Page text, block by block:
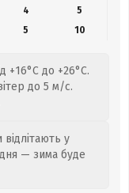
4
5
5 10
+16°C до +26°C.
до 5 м/с.
у
— зима буде